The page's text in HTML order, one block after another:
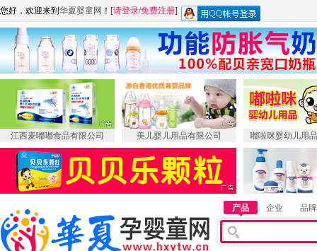
您好，欢迎来到 华夏婴童网 ！ [请登录/免费注册]
江西麦嘟嘟食品有限公司 美儿婴儿用品有限公司 嘟啦咪婴幼儿用
产品 企业 品牌